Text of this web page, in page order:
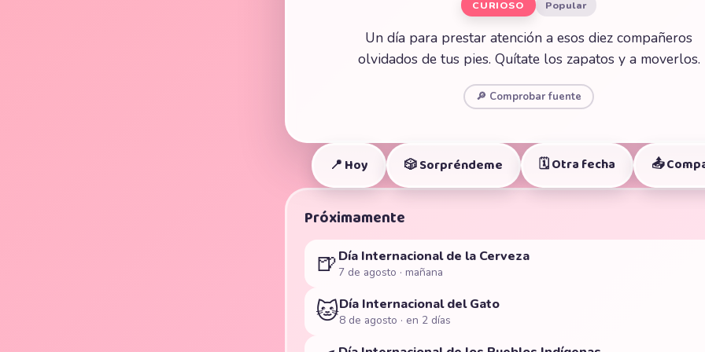
CURIOSO Popular
Un día para prestar atención a esos diez compañeros
olvidados de tus pies. Quítate los zapatos y a moverlos.
🔎 Comprobar fuente
📍 Hoy 🎲 Sorpréndeme 🗓️ Otra fecha 📤
Próximamente
🍺Día Internacional de la Cerveza
7 de agosto · mañana
🐱Día Internacional del Gato
8 de agosto · en 2 días